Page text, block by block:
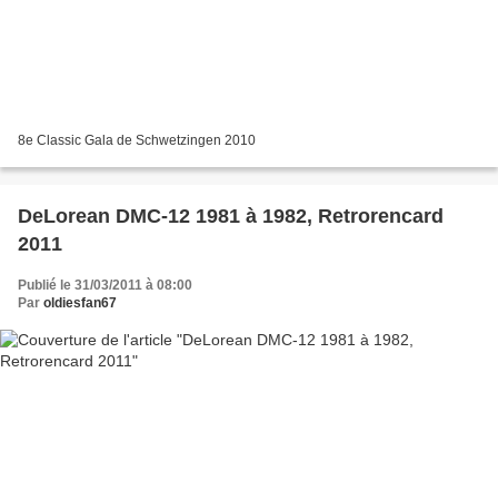
8e Classic Gala de Schwetzingen 2010
DeLorean DMC-12 1981 à 1982, Retrorencard
2011
Publié le 31/03/2011 à 08:00
Par oldiesfan67